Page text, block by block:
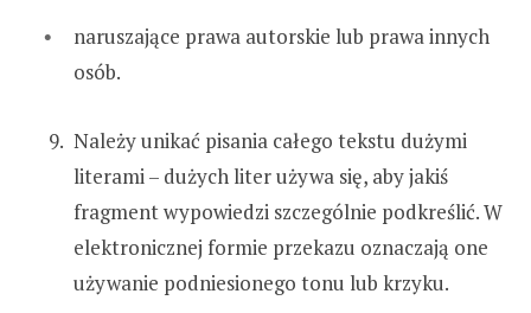
naruszające prawa autorskie lub prawa innych
osób.
Należy unikać pisania całego tekstu dużymi
literami – dużych liter używa się, aby jakiś
fragment wypowiedzi szczególnie podkreślić. W
elektronicznej formie przekazu oznaczają one
używanie podniesionego tonu lub krzyku.